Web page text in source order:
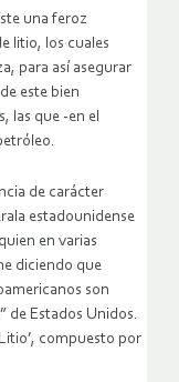
una feroz
litio, los cuales
para así asegurar
este bien
las que -en el
de carácter
estadounidense
en varias
diciendo que
son
de Estados Unidos.
compuesto por